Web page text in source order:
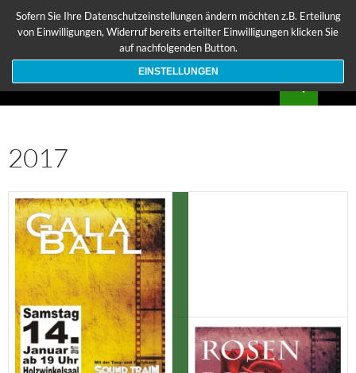
Zum
Inhalt
Musikvereinigung Welden e.V.
2017
Sofern Sie Ihre Datenschutzeinstellungen ändern möchten z.B. Erteilung
von Einwilligungen, Widerruf bereits erteilter Einwilligungen klicken Sie
auf nachfolgenden Button.
EINSTELLUNGEN